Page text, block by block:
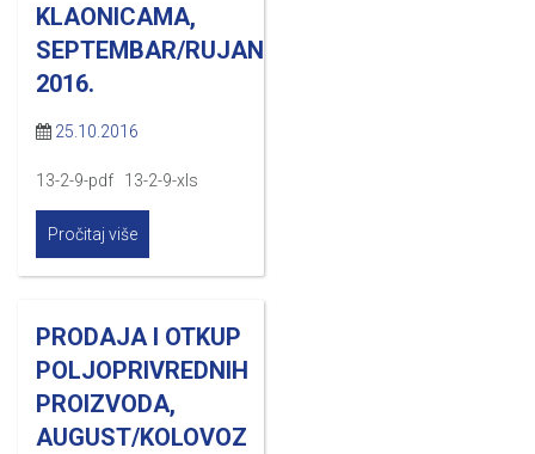
KLAONICAMA,
SEPTEMBAR/RUJAN
2016.
25.10.2016
13-2-9-pdf 13-2-9-xls
Pročitaj više
PRODAJA I OTKUP
POLJOPRIVREDNIH
PROIZVODA,
AUGUST/KOLOVOZ